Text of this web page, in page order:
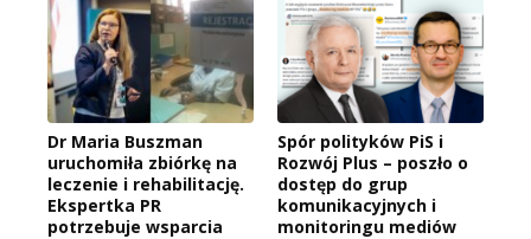
Dr Maria Buszman
uruchomiła zbiórkę na
leczenie i rehabilitację.
Ekspertka PR
potrzebuje wsparcia
Spór polityków PiS i
Rozwój Plus – poszło o
dostęp do grup
komunikacyjnych i
monitoringu mediów